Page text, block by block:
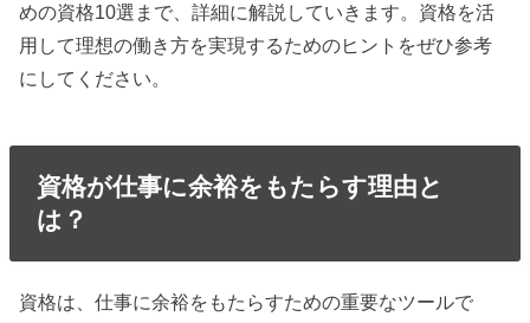
めの資格10選まで、詳細に解説していきます。資格を活
用して理想の働き方を実現するためのヒントをぜひ参考
にしてください。
資格が仕事に余裕をもたらす理由と
は？
資格は、仕事に余裕をもたらすための重要なツールで